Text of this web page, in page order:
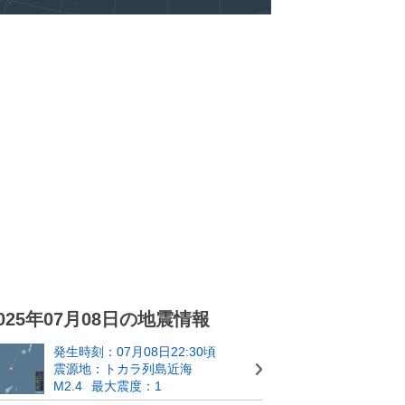
年07月08日の地震情報
発生時刻：07月08日22:30頃
震源地：トカラ列島近海
M2.4
最大震度：1